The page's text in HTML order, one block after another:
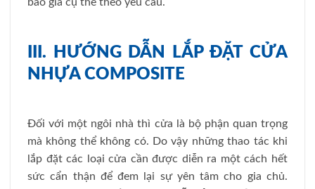
III. HƯỚNG DẪN LẮP ĐẶT CỬA
NHỰA COMPOSITE
Đối với một ngôi nhà thì cửa là bộ phận quan trọng
mà không thể không có. Do vậy những thao tác khi
lắp đặt các loại cửa cần được diễn ra một cách hết
sức cẩn thận để đem lại sự yên tâm cho gia chủ.